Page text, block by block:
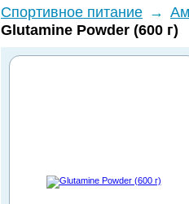
Спортивное питание →
Glutamine Powder (600 г)